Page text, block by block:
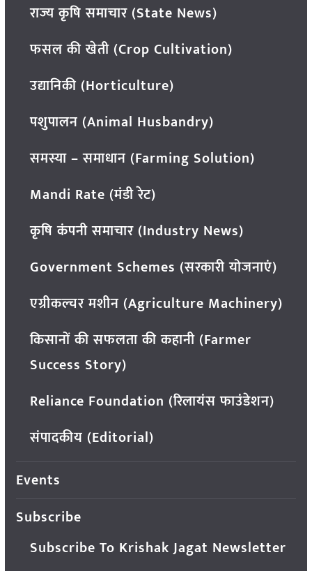
राज्य कृषि समाचार (State News)
फसल की खेती (Crop Cultivation)
उद्यानिकी (Horticulture)
पशुपालन (Animal Husbandry)
समस्या – समाधान (Farming Solution)
Mandi Rate (मंडी रेट)
कृषि कंपनी समाचार (Industry News)
Government Schemes (सरकारी योजनाएं)
एग्रीकल्चर मशीन (Agriculture Machinery)
किसानों की सफलता की कहानी (Farmer
Success Story)
Reliance Foundation (रिलायंस फाउंडेशन)
संपादकीय (Editorial)
Events
Subscribe
Subscribe To Krishak Jagat Newsletter